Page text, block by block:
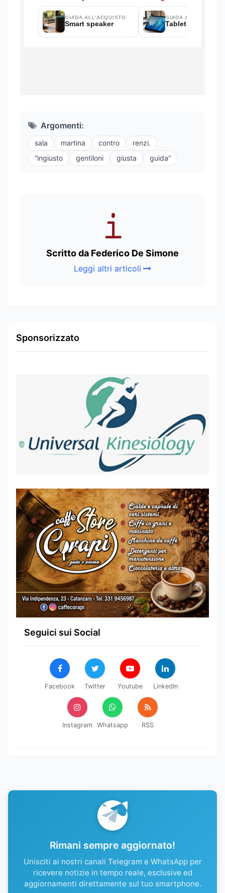
Argomenti:
sala martina contro
renzi.
“ingiusto
gentiloni giusta guida”
Scritto da Federico De Simone
Leggi altri articoli
Sponsorizzato
Seguici sui Social
Facebook Twitter Youtube LinkedIn
Instagram Whatsapp RSS
Rimani sempre aggiornato!
Unisciti ai nostri canali Telegram e WhatsApp per
ricevere notizie in tempo reale, esclusive ed
aggiornamenti direttamente sul tuo smartphone.